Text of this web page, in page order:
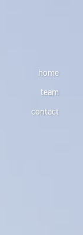
home
team
contact